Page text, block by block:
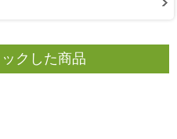
クした商品